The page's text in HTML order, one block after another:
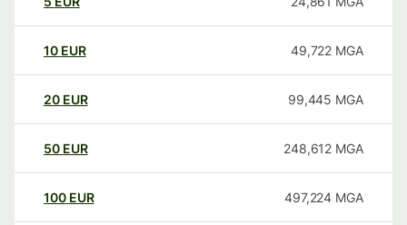
10 EUR 49,722 MGA
20 EUR 99,445 MGA
50 EUR 248,612 MGA
100 EUR 497,224 MGA